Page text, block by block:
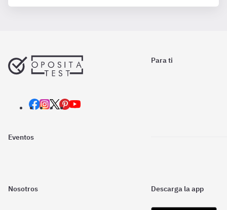
Para ti
Eventos
Nosotros Descarga la app